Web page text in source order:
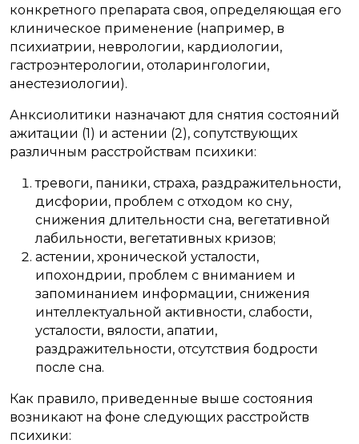
конкретного препарата своя, определяющая его
клиническое применение (например, в
психиатрии, неврологии, кардиологии,
гастроэнтерологии, отоларингологии,
анестезиологии).
Анксиолитики назначают для снятия состояний
ажитации (1) и астении (2), сопутствующих
различным расстройствам психики:
тревоги, паники, страха, раздражительности,
дисфории, проблем с отходом ко сну,
снижения длительности сна, вегетативной
лабильности, вегетативных кризов;
астении, хронической усталости,
ипохондрии, проблем с вниманием и
запоминанием информации, снижения
интеллектуальной активности, слабости,
усталости, вялости, апатии,
раздражительности, отсутствия бодрости
после сна.
Как правило, приведенные выше состояния
возникают на фоне следующих расстройств
психики: